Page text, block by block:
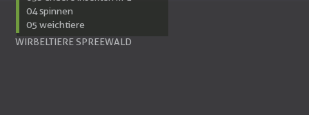
04 spinnen
05 weichtiere
WIRBELTIERE SPREEWALD